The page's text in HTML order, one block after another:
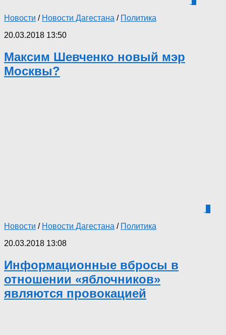
Новости / Новости Дагестана / Политика
20.03.2018 13:50
Максим Шевченко новый мэр
Москвы?
Новости / Новости Дагестана / Политика
20.03.2018 13:08
Информационные вбросы в
отношении «яблочников»
являются провокацией